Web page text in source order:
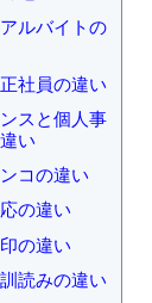
ルバイトの
社員の違い
スと個人事
い
コの違い
の違い
の違い
読みの違い